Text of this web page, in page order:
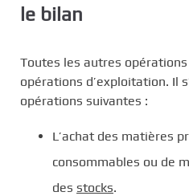
le bilan
Toutes les autres
opérations d’exploitation. Il
opérations suivantes :
L’achat des matières
consommables ou de
des stocks.